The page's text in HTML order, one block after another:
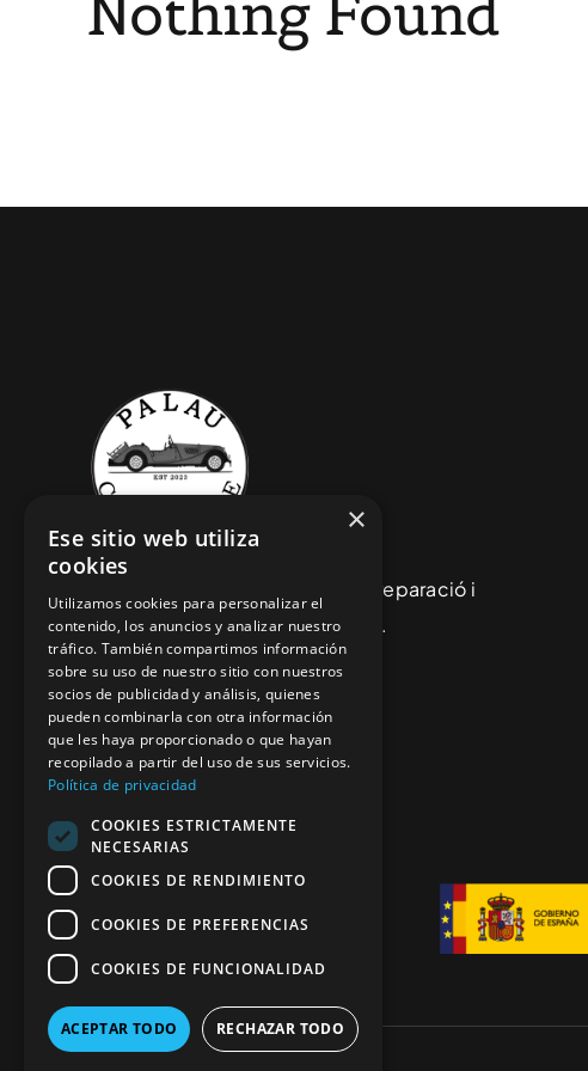
Especialistes en manteniment, reparació i
restauració de vehicles clàssics.
×
Ese sitio web utiliza
cookies
Utilizamos cookies para personalizar el
contenido, los anuncios y analizar nuestro
tráfico. También compartimos información
sobre su uso de nuestro sitio con nuestros
socios de publicidad y análisis, quienes
pueden combinarla con otra información
que les haya proporcionado o que hayan
recopilado a partir del uso de sus servicios.
Política de privacidad
COOKIES ESTRICTAMENTE
NECESARIAS
COOKIES DE RENDIMIENTO
COOKIES DE PREFERENCIAS
COOKIES DE FUNCIONALIDAD
ACEPTAR TODO RECHAZAR TODO